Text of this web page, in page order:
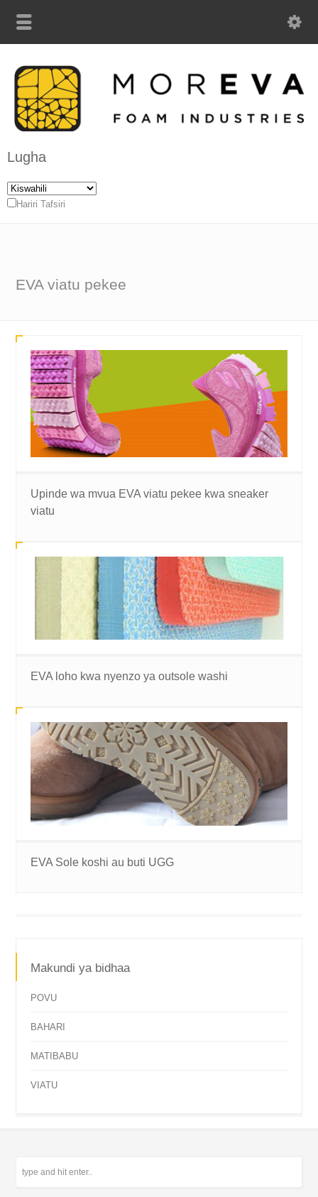
Lugha
Hariri Tafsiri
EVA viatu pekee
Upinde wa mvua EVA viatu pekee kwa sneaker
viatu
EVA loho kwa nyenzo ya outsole washi
EVA Sole koshi au buti UGG
Makundi ya bidhaa
POVU
BAHARI
MATIBABU
VIATU